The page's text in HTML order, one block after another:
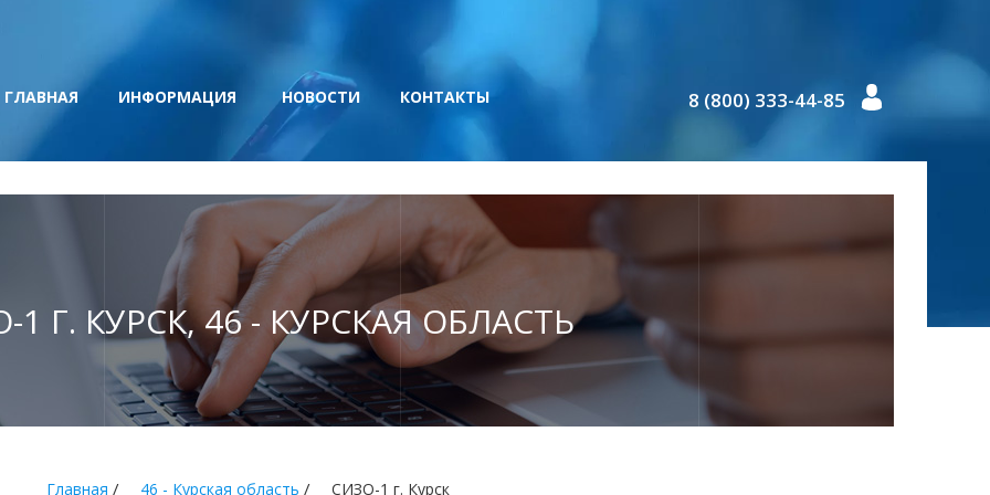
ГЛАВНАЯ ИНФОРМАЦИЯ НОВОСТИ КОНТАКТЫ 8 (800) 333-44-85
1 Г. КУРСК, 46 - КУРСКАЯ ОБЛАСТЬ
Главная / 46 - Курская область / СИЗО-1 г. Курск